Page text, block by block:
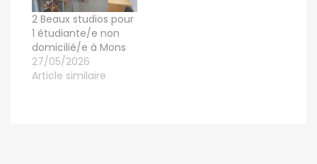
2 Beaux studios pour
1 étudiante/e non
domicilié/e à Mons
27/05/2026
Article similaire